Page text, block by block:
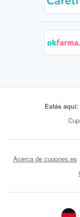
Estás aquí:
Acerca de cupones.es